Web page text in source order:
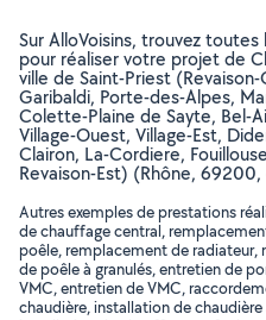
Sur AlloVoisins, trouvez
pour réaliser votre projet de
ville de Saint-Priest
Garibaldi, Porte-des-Alpes,
Colette-Plaine de Sayte, Bel-
Village-Ouest, Village-Est,
Clairon, La-Cordiere,
Revaison-Est) (Rhône,
Autres exemples de prestations
de chauffage central,
poêle, remplacement de
de poêle à granulés, entretien de
VMC, entretien de VMC,
chaudière, installation de